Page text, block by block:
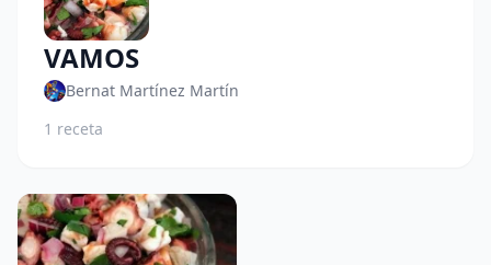
VAMOS
Bernat Martínez Martín
1 receta